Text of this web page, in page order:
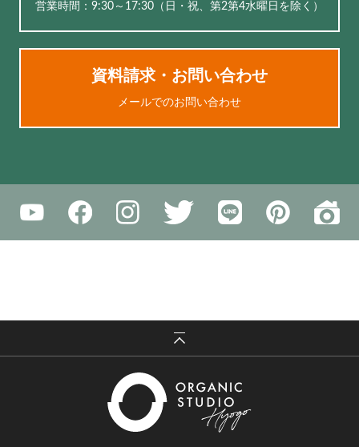
営業時間：9:30～17:30（⽇・祝、第2第4水曜日を除く）
資料請求・お問い合わせ
メールでのお問い合わせ